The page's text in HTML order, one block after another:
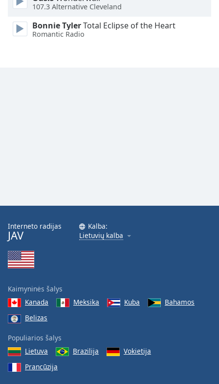
Dialog
dialog
107.3 Alternative Cleveland
Bonnie TylerTotal Eclipse of the Heart
Romantic Radio
Interneto radijas
JAV
Kalba:
Lietuvių kalba
Kaimyninės šalys
Kanada
Meksika Kuba
Bahamos
Belizas
Populiarios šalys
Lietuva
Brazilija
Vokietija
Prancūzija